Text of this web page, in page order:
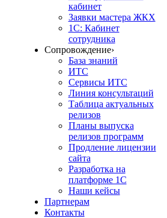
кабинет
Заявки мастера ЖКХ
1С: Кабинет
сотрудника
Сопровождение›
База знаний
ИТС
Сервисы ИТС
Линия консультаций
Таблица актуальных
релизов
Планы выпуска
релизов программ
Продление лицензии
сайта
Разработка на
платформе 1С
Наши кейсы
Партнерам
Контакты